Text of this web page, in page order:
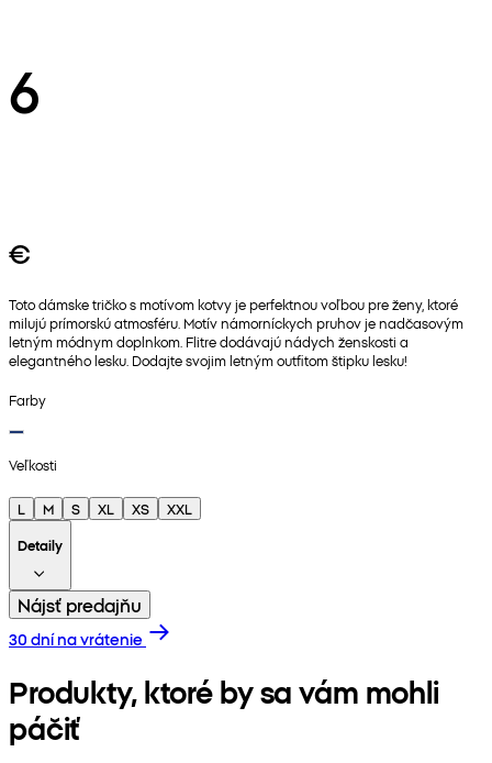
6
€
Toto dámske tričko s motívom kotvy je perfektnou voľbou pre ženy, ktoré
milujú prímorskú atmosféru. Motív námorníckych pruhov je nadčasovým
letným módnym doplnkom. Flitre dodávajú nádych ženskosti a
elegantného lesku. Dodajte svojim letným outfitom štipku lesku!
Farby
Veľkosti
L M S XL XS
XXL
Detaily
Nájsť predajňu
30 dní na vrátenie
Produkty, ktoré by sa vám mohli
páčiť